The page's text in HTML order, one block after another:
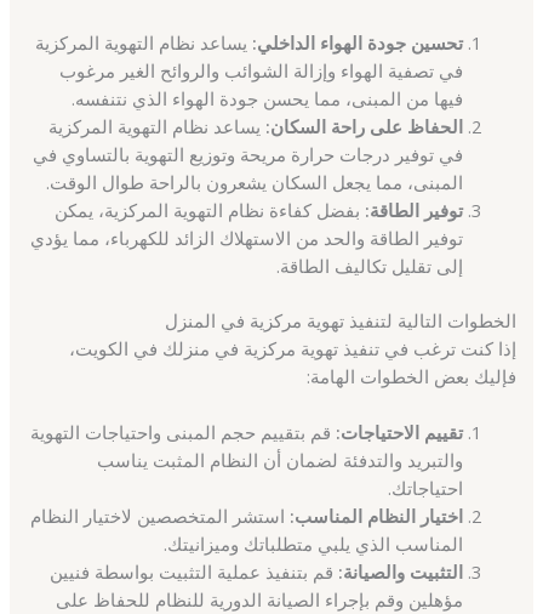
تحسين جودة الهواء الداخلي: يساعد نظام التهوية المركزية
في تصفية الهواء وإزالة الشوائب والروائح الغير مرغوب
فيها من المبنى، مما يحسن جودة الهواء الذي نتنفسه.
الحفاظ على راحة السكان: يساعد نظام التهوية المركزية
في توفير درجات حرارة مريحة وتوزيع التهوية بالتساوي في
المبنى، مما يجعل السكان يشعرون بالراحة طوال الوقت.
توفير الطاقة: بفضل كفاءة نظام التهوية المركزية، يمكن
توفير الطاقة والحد من الاستهلاك الزائد للكهرباء، مما يؤدي
إلى تقليل تكاليف الطاقة.
الخطوات التالية لتنفيذ تهوية مركزية في المنزل
إذا كنت ترغب في تنفيذ تهوية مركزية في منزلك في الكويت،
فإليك بعض الخطوات الهامة:
تقييم الاحتياجات: قم بتقييم حجم المبنى واحتياجات التهوية
والتبريد والتدفئة لضمان أن النظام المثبت يناسب
احتياجاتك.
اختيار النظام المناسب: استشر المتخصصين لاختيار النظام
المناسب الذي يلبي متطلباتك وميزانيتك.
التثبيت والصيانة: قم بتنفيذ عملية التثبيت بواسطة فنيين
مؤهلين وقم بإجراء الصيانة الدورية للنظام للحفاظ على